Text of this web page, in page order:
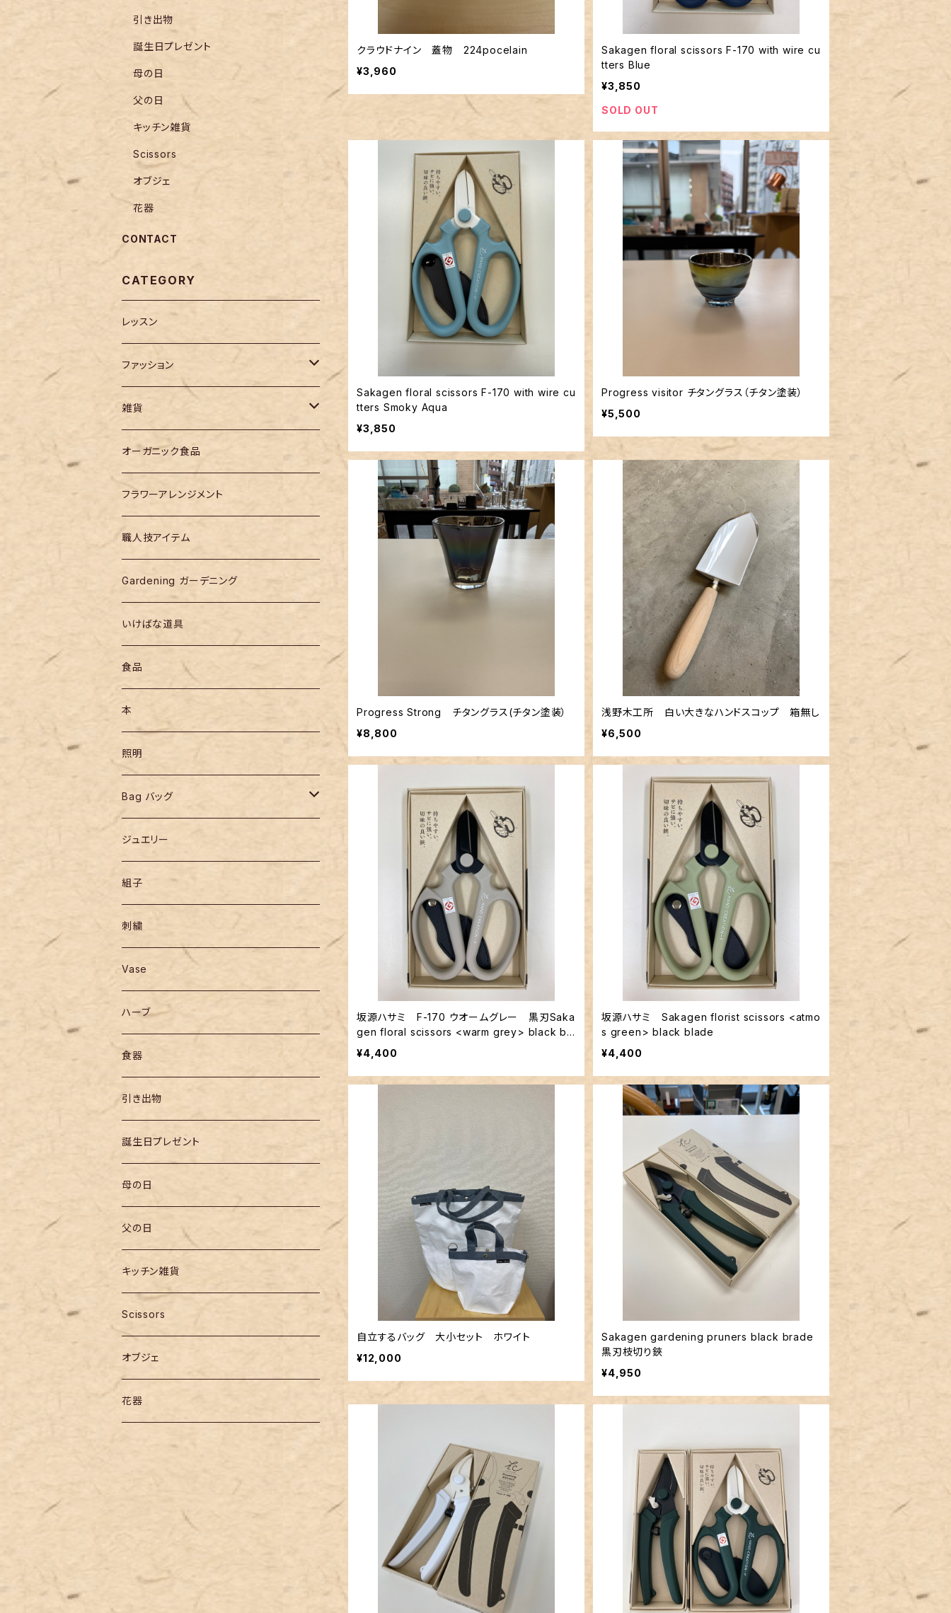
クラウドナイン 蓋物 224pocelain
¥3,960
Sakagen floral scissors F-170 with wire cu
tters Blue
¥3,850
SOLD OUT
Sakagen floral scissors F-170 with wire cu
tters Smoky Aqua
¥3,850
Progress visitor チタングラス（チタン塗装）
¥5,500
Progress Strong チタングラス(チタン塗装）
¥8,800
浅野木工所 白い大きなハンドスコップ 箱無し
¥6,500
坂源ハサミ F-170 ウオームグレー 黒刃Saka
gen floral scissors <warm grey> black bla
de
¥4,400
坂源ハサミ Sakagen florist scissors <atmo
s green> black blade
¥4,400
自立するバッグ 大小セット ホワイト
¥12,000
Sakagen gardening pruners black brade
黒刃枝切り鋏
¥4,950
引き出物
誕生日プレゼント
母の日
父の日
キッチン雑貨
Scissors
オブジェ
花器
CONTACT
CATEGORY
レッスン
ファッション
バッグ
雑貨
作家モノ
designer products
オーガニック食品
フラワーアレンジメント
職人技アイテム
Gardening ガーデニング
いけばな道具
食品
本
照明
Bag バッグ
リュックサック
ジュエリー
組子
刺繍
Vase
ハーブ
食器
引き出物
誕生日プレゼント
母の日
父の日
キッチン雑貨
Scissors
オブジェ
花器